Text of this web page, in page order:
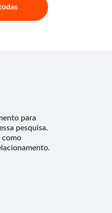
para
pesquisa.
como